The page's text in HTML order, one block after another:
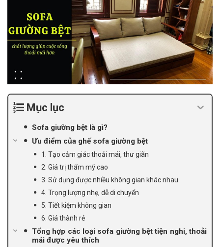
Mục lục
Sofa giường bệt là gì?
Ưu điểm của ghế sofa giường bệt
1. Tạo cảm giác thoải mái, thư giãn
2. Giá trị thẩm mỹ cao
3. Sử dụng được nhiều không gian khác nhau
4. Trọng lượng nhẹ, dễ di chuyển
5. Tiết kiệm không gian
6. Giá thành rẻ
Tổng hợp các loại sofa giường bệt tiện nghi, thoải
mái được yêu thích